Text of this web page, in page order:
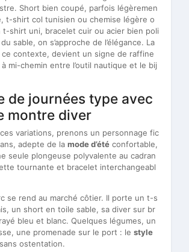
Short bien coupé, parfois légèremen
t-shirt col tunisien ou chemise légère o
t-shirt uni, bracelet cuir ou acier bien poli
sable, on s’approche de l’élégance. La
ce contexte, devient un signe de raffine
mi-chemin entre l’outil nautique et le bij
de journées type avec
montre diver
variations, prenons un personnage fic
adepte de la mode d’été confortable,
seule plongeuse polyvalente au cadran
tournante et bracelet interchangeabl
se rend au marché côtier. Il porte un t-s
un short en toile sable, sa diver sur br
bleu et blanc. Quelques légumes, un
une promenade sur le port : le style
ostentation.